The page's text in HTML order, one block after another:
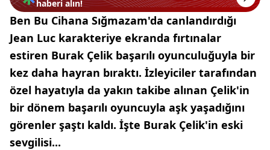
haberi alın!
Ben Bu Cihana Sığmazam'da canlandırdığı
Jean Luc karakteriye ekranda fırtınalar
estiren Burak Çelik başarılı oyunculuğuyla bir
kez daha hayran bıraktı. İzleyiciler tarafından
özel hayatıyla da yakın takibe alınan Çelik'in
bir dönem başarılı oyuncuyla aşk yaşadığını
görenler şaştı kaldı. İşte Burak Çelik'in eski
sevgilisi...